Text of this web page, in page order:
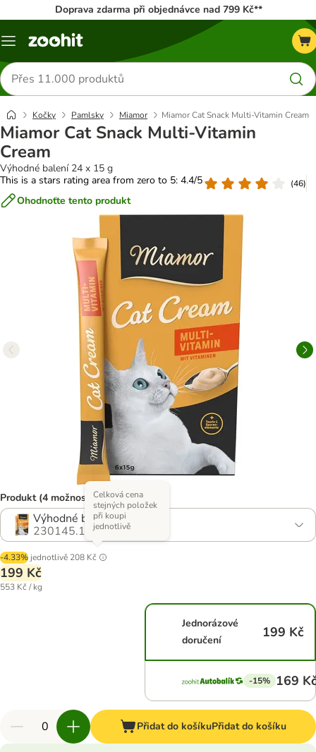
Doprava zdarma při objednávce nad 799 Kč**
Menu
Hledat
produkty
Kočky Pamlsky Miamor Miamor Cat Snack Multi-Vitamin Cream
Miamor Cat Snack Multi-Vitamin
Cream
Výhodné balení 24 x 15 g
This is a stars rating area from zero to 5: 4.4/5
(46)
Ohodnoťte tento produkt
Produkt (4 možností)
Výhodné balení 24 x 15 g
230145.1
-4.33% jednotlivě 208 Kč
Celková cena
stejných položek
při koupi
jednotlivě
199 Kč
553 Kč / kg
Jednorázové
doručení
199 Kč
-15% 169
Přidat do košíkuPřidat do košíku